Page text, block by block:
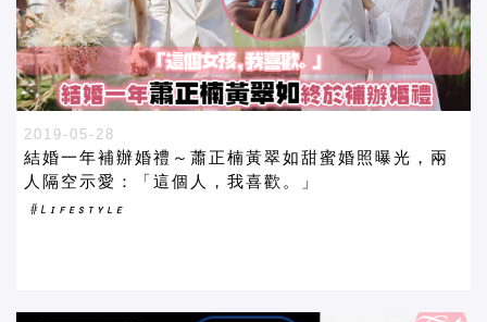
2019-05-28
結婚一年補辦婚禮～蕭正楠黃翠如甜蜜婚照曝光，兩
人隔空示愛：「這個人，我喜歡。」